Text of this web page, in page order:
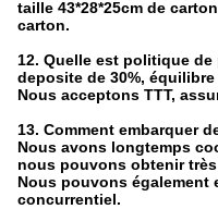
taille 43*28*25cm de
carton.
12. Quelle est politique de
deposite de 30%,
Nous acceptons TTT,
13. Comment embarquer
Nous avons longtemps
nous pouvons obtenir
Nous pouvons également
concurrentiel.